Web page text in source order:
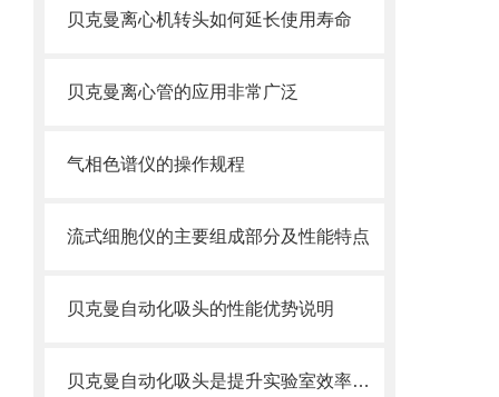
贝克曼离心机转头如何延长使用寿命
贝克曼离心管的应用非常广泛
气相色谱仪的操作规程
流式细胞仪的主要组成部分及性能特点
贝克曼自动化吸头的性能优势说明
贝克曼自动化吸头是提升实验室效率的关键利器